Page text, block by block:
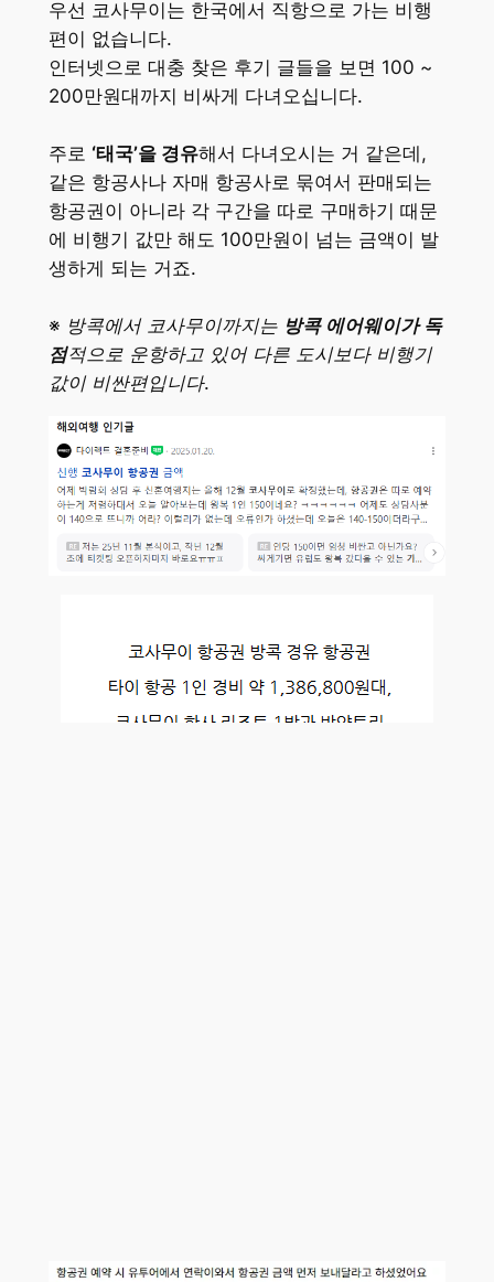
우선 코사무이는 한국에서 직항으로 가는 비행
편이 없습니다.
인터넷으로 대충 찾은 후기 글들을 보면 100 ~
200만원대까지 비싸게 다녀오십니다.
주로 ‘태국’을 경유해서 다녀오시는 거 같은데,
같은 항공사나 자매 항공사로 묶여서 판매되는
항공권이 아니라 각 구간을 따로 구매하기 때문
에 비행기 값만 해도 100만원이 넘는 금액이 발
생하게 되는 거죠.
※ 방콕에서 코사무이까지는 방콕 에어웨이가 독
점적으로 운항하고 있어 다른 도시보다 비행기
값이 비싼편입니다.